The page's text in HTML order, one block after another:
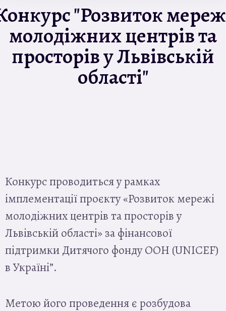
"Розвиток
молодіжних центрів та
просторів у Львівській
області"
Конкурс проводиться у рамках
імплементації проєкту «Розвиток мережі
молодіжних центрів та просторів у
Львівській області» за фінансової
підтримки Дитячого фонду ООН (UNICEF)
в Україні”.
Метою його проведення є розбудова